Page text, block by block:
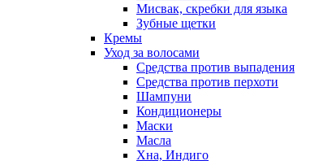
Мисвак, скребки для языка
Зубные щетки
Кремы
Уход за волосами
Средства против выпадения
Средства против перхоти
Шампуни
Кондиционеры
Маски
Масла
Хна, Индиго